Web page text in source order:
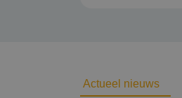
Actueel nieuws